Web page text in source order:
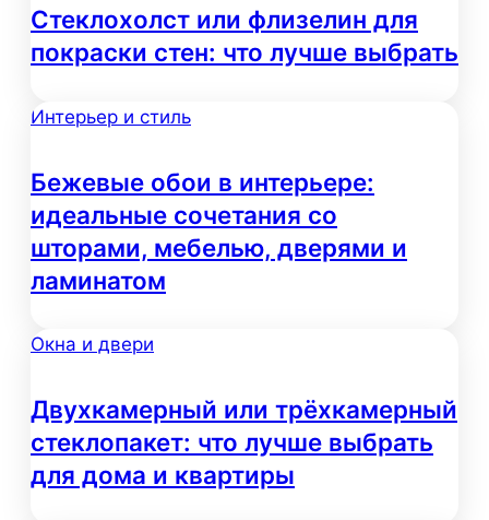
Стеклохолст или флизелин для
покраски стен: что лучше выбрать
Интерьер и стиль
Бежевые обои в интерьере:
идеальные сочетания со
шторами, мебелью, дверями и
ламинатом
Окна и двери
Двухкамерный или трёхкамерный
стеклопакет: что лучше выбрать
для дома и квартиры